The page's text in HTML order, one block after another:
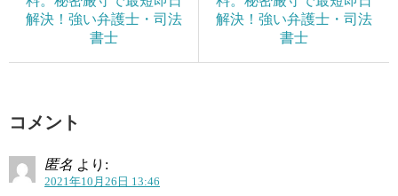
解決！強い弁護士・司法
書士
解決！強い弁護士・司法
書士
コメント
匿名 より:
2021年10月26日 13:46